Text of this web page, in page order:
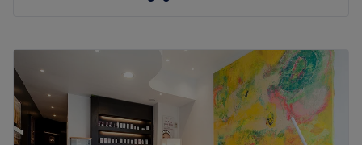
10:00 –18:00
Woensdag
10:00–18:00
Donderdag
10:00–18:00
Vrijdag
10:00– 18:00
Zaterdag
10:00–18:00